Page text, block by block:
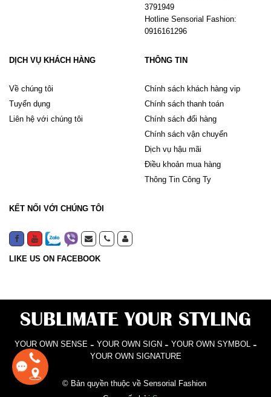
3791949
Hotline Sensorial Fashion:
0916161296
DỊCH VỤ KHÁCH HÀNG
Về chúng tôi
Tuyển dụng
Liên hệ với chúng tôi
THÔNG TIN
Chính sách khách hàng vip
Chính sách thanh toán
Chính sách đổi hàng
Chính sách vận chuyển
Dịch vụ hậu mãi
Điều khoản mua hàng
Thông Tin Công Ty
KẾT NỐI VỚI CHÚNG TÔI
LIKE US ON FACEBOOK
SUBLIMATE YOUR STYLING
YOUR OWN SENSE - YOUR OWN SIGN - YOUR OWN SYMBOL -
YOUR OWN SIGNATURE
© Bản quyền thuộc về Sensorial Fashion